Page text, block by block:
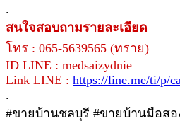
.
สนใจสอบถามรายละเอียด
โทร : 065-5639565 (ทราย)
ID LINE : medsaizydnie
Link LINE : https://line.me/ti/p/
.
#ขายบ้านชลบุรี #ขายบ้านมือส